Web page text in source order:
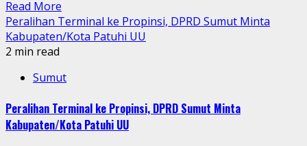
Read More
Peralihan Terminal ke Propinsi, DPRD Sumut Minta
Kabupaten/Kota Patuhi UU
2 min read
Sumut
Peralihan Terminal ke Propinsi, DPRD Sumut Minta
Kabupaten/Kota Patuhi UU